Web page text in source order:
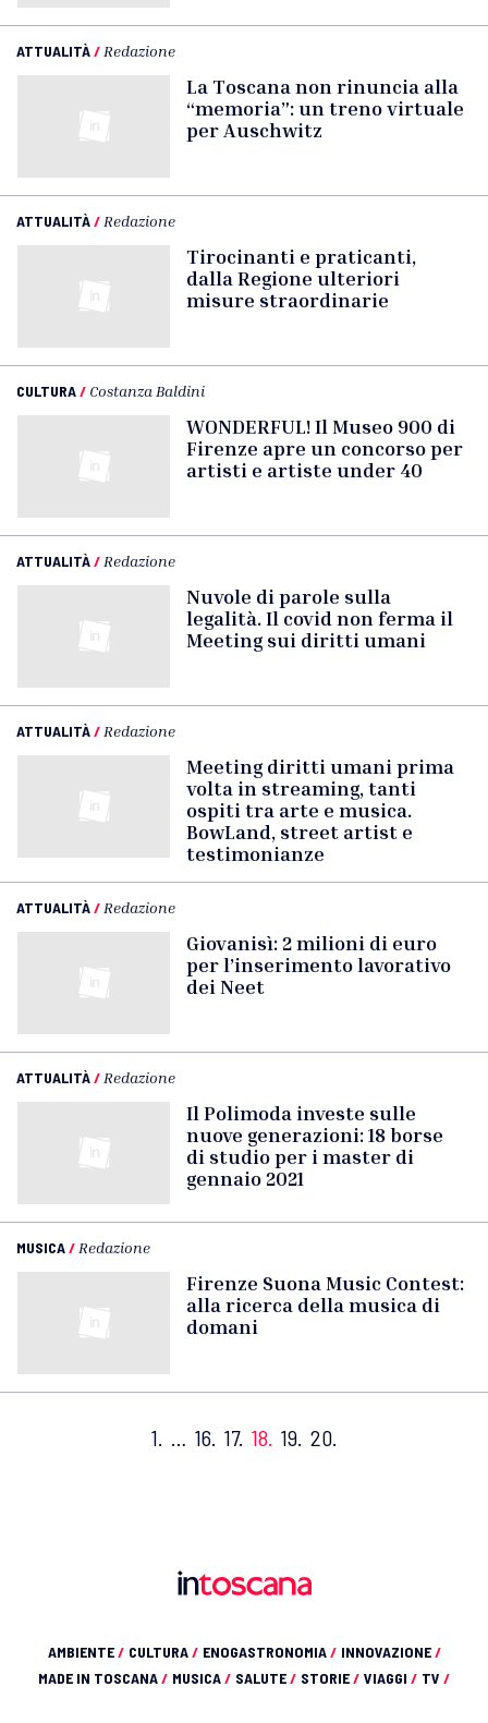
ATTUALITÀ/ Redazione
La Toscana non rinuncia alla
“memoria”: un treno virtuale
per Auschwitz
ATTUALITÀ/ Redazione
Tirocinanti e praticanti,
dalla Regione ulteriori
misure straordinarie
CULTURA/ Costanza Baldini
WONDERFUL! Il Museo 900 di
Firenze apre un concorso per
artisti e artiste under 40
ATTUALITÀ/ Redazione
Nuvole di parole sulla
legalità. Il covid non ferma il
Meeting sui diritti umani
ATTUALITÀ/ Redazione
Meeting diritti umani prima
volta in streaming, tanti
ospiti tra arte e musica.
BowLand, street artist e
testimonianze
ATTUALITÀ/ Redazione
Giovanisì: 2 milioni di euro
per l’inserimento lavorativo
dei Neet
ATTUALITÀ/ Redazione
Il Polimoda investe sulle
nuove generazioni: 18 borse
di studio per i master di
gennaio 2021
MUSICA/ Redazione
Firenze Suona Music Contest:
alla ricerca della musica di
domani
1. … 16. 17. 18. 19. 20.
AMBIENTE/ CULTURA/ ENOGASTRONOMIA/ INNOVAZIONE/
MADE IN TOSCANA/ MUSICA/ SALUTE/ STORIE/ VIAGGI / TV /